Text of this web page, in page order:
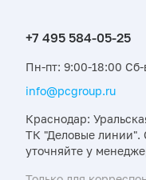
Пн-пт: 9:00-18:00
info@pcgroup.ru
Краснодар:
ТК "Деловые линии".
уточняйте у